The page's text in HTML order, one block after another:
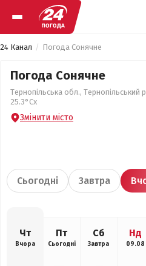
24 Канал Погода Сонячне
Погода Сонячне
Тернопільська обл., Тернопільський
25.3°Сх
Змінити місто
Сьогодні Завтра
Чт
Вчора
Пт
Сьогодні
Сб
Завтра
Нд
09.08